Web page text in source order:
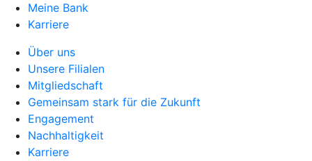
Meine Bank
Karriere
Über uns
Unsere Filialen
Mitgliedschaft
Gemeinsam stark für die Zukunft
Engagement
Nachhaltigkeit
Karriere